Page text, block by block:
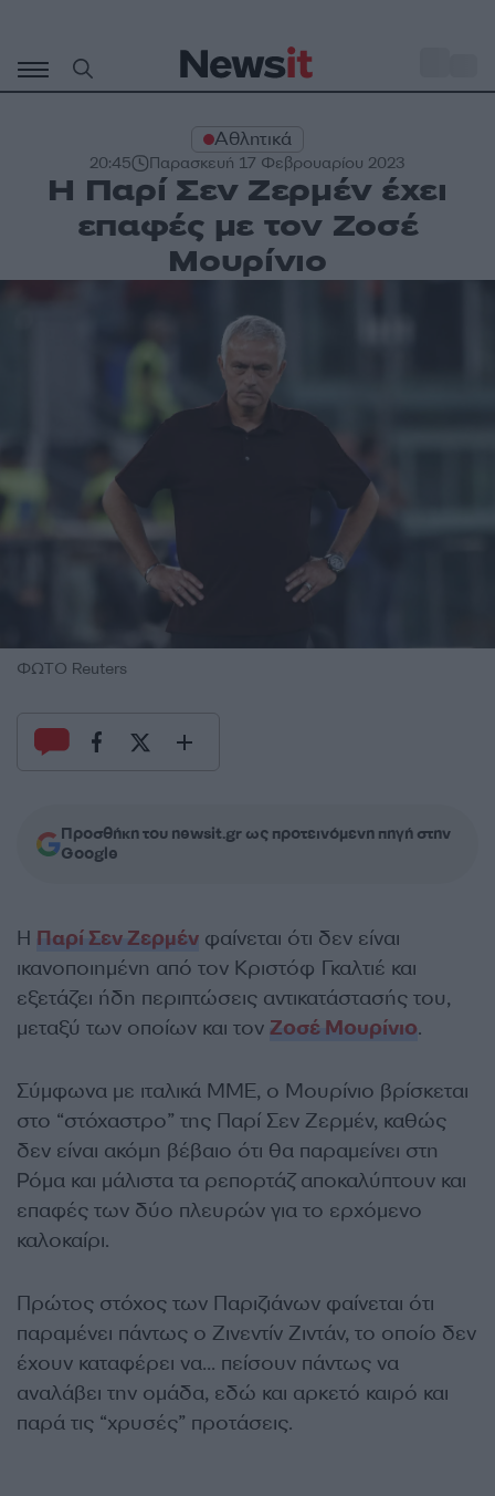
περιεχόμενο
Αθλητικά
20:45 Παρασκευή 17 Φεβρουαρίου 2023
Η Παρί Σεν Ζερμέν έχει
επαφές με τον Ζοσέ
Μουρίνιο
ΦΩΤΟ Reuters
Προσθήκη του newsit.gr ως προτεινόμενη πηγή στην
Google
Η Παρί Σεν Ζερμέν φαίνεται ότι δεν είναι
ικανοποιημένη από τον Κριστόφ Γκαλτιέ και
εξετάζει ήδη περιπτώσεις αντικατάστασής του,
μεταξύ των οποίων και τον Ζοσέ Μουρίνιο.
Σύμφωνα με ιταλικά ΜΜΕ, ο Μουρίνιο βρίσκεται
στο “στόχαστρο” της Παρί Σεν Ζερμέν, καθώς
δεν είναι ακόμη βέβαιο ότι θα παραμείνει στη
Ρόμα και μάλιστα τα ρεπορτάζ αποκαλύπτουν και
επαφές των δύο πλευρών για το ερχόμενο
καλοκαίρι.
Πρώτος στόχος των Παριζιάνων φαίνεται ότι
παραμένει πάντως ο Ζινεντίν Ζιντάν, το οποίο δεν
έχουν καταφέρει να… πείσουν πάντως να
αναλάβει την ομάδα, εδώ και αρκετό καιρό και
παρά τις “χρυσές” προτάσεις.